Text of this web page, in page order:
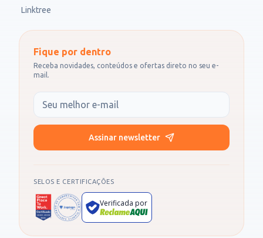
Linktree
Fique por dentro
Receba novidades, conteúdos e ofertas direto no seu e-
mail.
Seu e-mail
Assinar newsletter
SELOS E CERTIFICAÇÕES
Verificada por